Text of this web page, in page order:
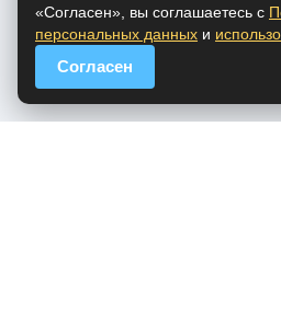
«Согласен», вы соглашаетесь с
персональных данных и
Согласен